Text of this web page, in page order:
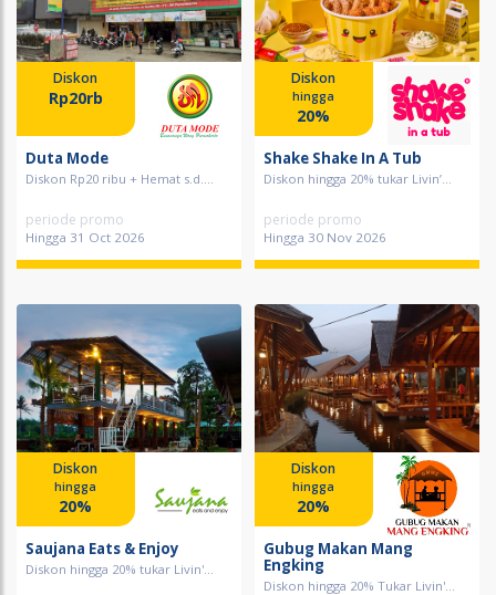
Diskon
Rp20rb
Duta Mode
Diskon Rp20 ribu + Hemat s.d....
periode promo
Hingga 31 Oct 2026
Diskon
hingga
20%
Shake Shake In A Tub
Diskon hingga 20% tukar Livin’...
periode promo
Hingga 30 Nov 2026
Diskon
hingga
20%
Saujana Eats & Enjoy
Diskon hingga 20% tukar Livin'...
Diskon
hingga
20%
Gubug Makan Mang
Engking
Diskon hingga 20% Tukar Livin'...